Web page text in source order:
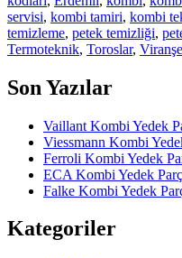
servisi, kombi tamiri, kombi
temizleme, petek temizliği,
Termoteknik, Toroslar,
Son Yazılar
Vaillant Kombi Yedek
Viessmann Kombi
Ferroli Kombi Yedek
ECA Kombi Yedek
Falke Kombi Yedek
Kategoriler